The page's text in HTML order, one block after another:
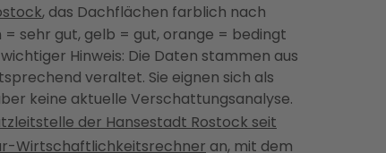
, das Dachflächen farblich nach
sehr gut, gelb = gut, orange = bedingt
Hinweis: Die Daten stammen aus
veraltet. Sie eignen sich als
keine aktuelle Verschattungsanalyse.
der Hansestadt Rostock seit
Wirtschaftlichkeitsrechner an, mit dem